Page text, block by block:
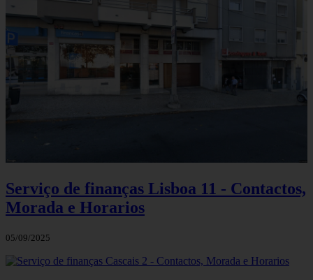
Serviço de finanças Lisboa 11 - Contactos,
Morada e Horarios
05/09/2025